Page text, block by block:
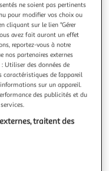
Illustration
suivante
ne soient pas pertinents
pour modifier vos choix ou
cliquant sur le lien "Gérer
avez fait auront un effet
reportez-vous à notre
nos partenaires externes
Utiliser des données de
de l’appareil
sur un appareil.
des publicités et du
traitent des